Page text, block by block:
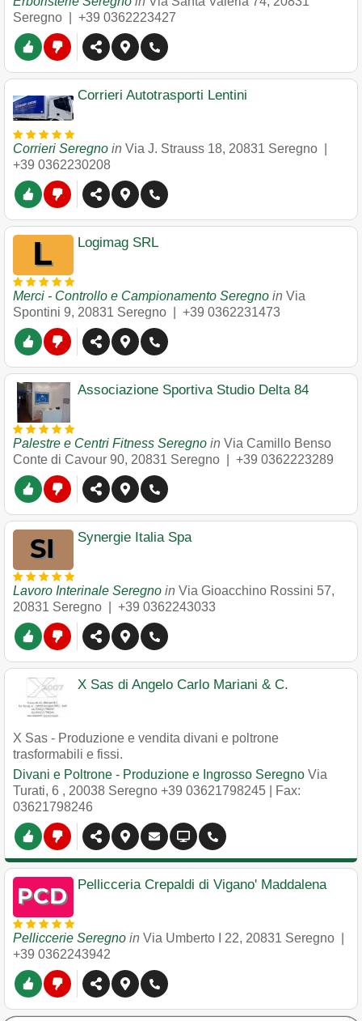
Seregno
+39 0362223427
Corrieri Autotrasporti Lentini
Corrieri Seregno in Via J. Strauss 18, 20831 Seregno
+39 0362230208
Logimag SRL
Merci - Controllo e Campionamento Seregno in Via
Spontini 9, 20831 Seregno +39 0362231473
Associazione Sportiva Studio Delta 84
Palestre e Centri Fitness Seregno in Via Camillo Benso
Conte di Cavour 90, 20831 Seregno +39 0362223289
Synergie Italia Spa
Lavoro Interinale Seregno in Via Gioacchino Rossini 57,
20831 Seregno +39 0362243033
X Sas di Angelo Carlo Mariani & C.
X Sas - Produzione e vendita divani e poltrone
trasformabili e fissi.
Divani e Poltrone - Produzione e Ingrosso Seregno Via
Turati, 6 , 20038 Seregno +39 03621798245 | Fax:
03621798246
Pellicceria Crepaldi di Vigano' Maddalena
Pelliccerie Seregno in Via Umberto I 22, 20831 Seregno
+39 0362243942